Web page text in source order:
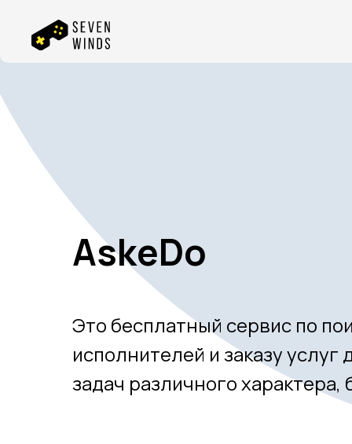
AskeDo
Это бесплатный сервис по
исполнителей и заказу
задач различного